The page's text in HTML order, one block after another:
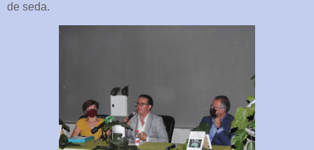
de seda.